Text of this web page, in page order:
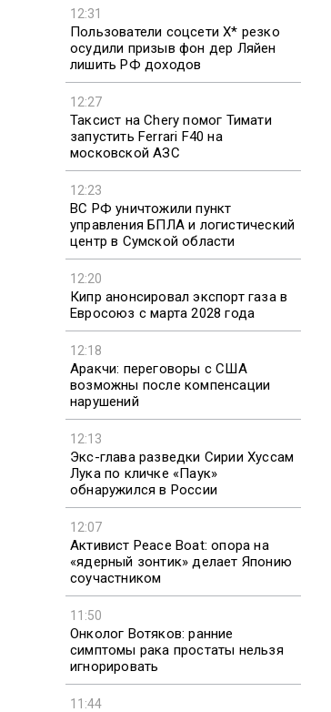
12:31
Пользователи соцсети X* резко
осудили призыв фон дер Ляйен
лишить РФ доходов
12:27
Таксист на Chery помог Тимати
запустить Ferrari F40 на
московской АЗС
12:23
ВС РФ уничтожили пункт
управления БПЛА и логистический
центр в Сумской области
12:20
Кипр анонсировал экспорт газа в
Евросоюз с марта 2028 года
12:18
Аракчи: переговоры с США
возможны после компенсации
нарушений
12:13
Экс-глава разведки Сирии Хуссам
Лука по кличке «Паук»
обнаружился в России
12:07
Активист Peace Boat: опора на
«ядерный зонтик» делает Японию
соучастником
11:50
Онколог Вотяков: ранние
симптомы рака простаты нельзя
игнорировать
11:44